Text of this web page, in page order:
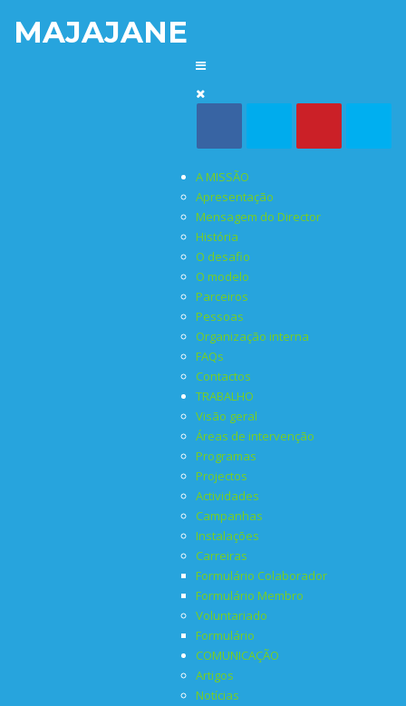
MAJAJANE
A MISSÃO
Apresentação
Mensagem do Director
História
O desafio
O modelo
Parceiros
Pessoas
Organização interna
FAQs
Contactos
TRABALHO
Visão geral
Áreas de intervenção
Programas
Projectos
Actividades
Campanhas
Instalações
Carreiras
Formulário Colaborador
Formulário Membro
Voluntariado
Formulário
COMUNICAÇÃO
Artigos
Notícias